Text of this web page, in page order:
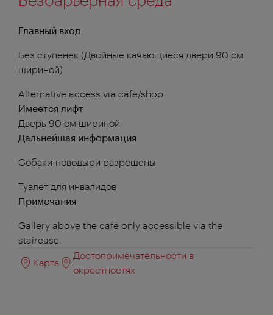
Главный вход
Без ступенек (Двойные качающиеся двери 90 см
шириной)
Alternative access via cafe/shop
Имеется лифт
Дверь 90 см шириной
Дальнейшая информация
Собаки-поводыри разрешены
Туалет для инвалидов
Примечания
Gallery above the café only accessible via the
staircase.
Карта
Достопримечательности в
окрестностях